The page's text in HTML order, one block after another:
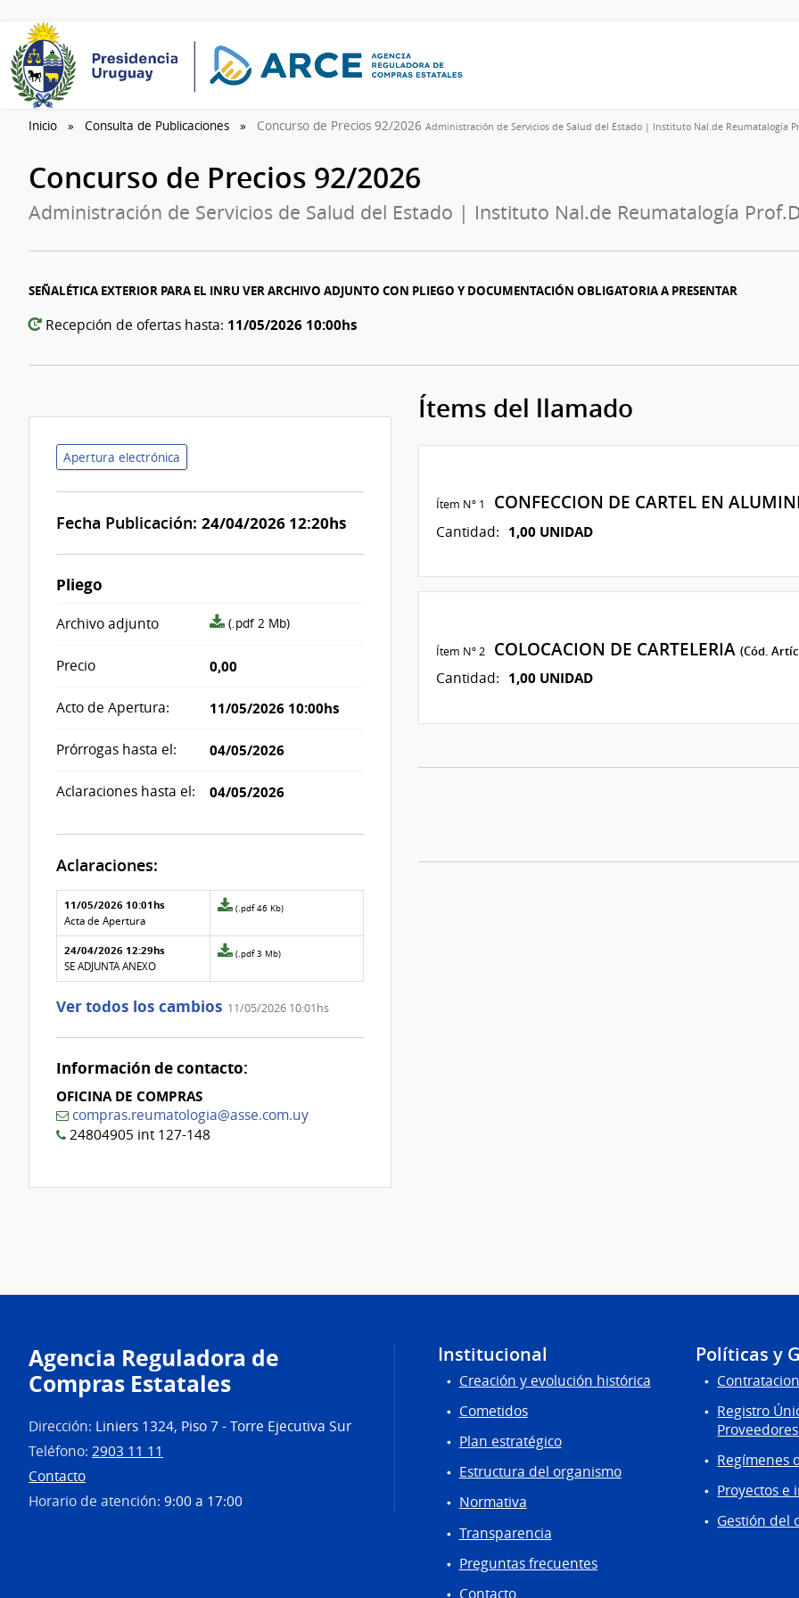
Inicio Consulta de Publicaciones Concurso de Precios 92/2026 Administración de Servicios de Salud del Estado | Instituto Nal.de Reumatalogía
Concurso de Precios 92/2026
Administración de Servicios de Salud del Estado | Instituto Nal.de Reumatalogía
SEÑALÉTICA EXTERIOR PARA EL INRU VER ARCHIVO ADJUNTO CON PLIEGO Y DOCUMENTACIÓN OBLIGATORIA A PRESENTAR
Recepción de ofertas hasta: 11/05/2026 10:00hs
Apertura electrónica
Fecha Publicación: 24/04/2026 12:20hs
Pliego
Archivo adjunto
archivo
(.pdf 2 Mb)
Precio 0,00
Acto de Apertura: 11/05/2026 10:00hs
Prórrogas hasta el: 04/05/2026
Aclaraciones hasta el: 04/05/2026
Aclaraciones:
Aclaraciones del llamado
Fecha y
texto de
la
aclaración
Archivo
de la
aclaración
11/05/2026 10:01hs
Acta de Apertura
Archivo
de
la
Nº
(.pdf 46 Kb)
24/04/2026 12:29hs
SE ADJUNTA ANEXO
Archivo
de
aclaración
0
(.pdf 3 Mb)
Ver todos los cambios 11/05/2026 10:01hs
Información de contacto:
OFICINA DE COMPRAS
compras.reumatologia@asse.com.uy
24804905 int 127-148
Ítems del llamado
Ítem Nº 1 CONFECCION DE CARTEL EN
Cantidad: 1,00 UNIDAD
Ítem Nº 2COLOCACION DE CARTELERIA (Cód.
Cantidad: 1,00 UNIDAD
Agencia Reguladora de
Compras Estatales
Dirección: Liniers 1324, Piso 7 - Torre Ejecutiva Sur
Teléfono: 2903 11 11
Contacto
Horario de atención: 9:00 a 17:00
Institucional
Creación y evolución histórica
Cometidos
Plan estratégico
Estructura del organismo
Normativa
Transparencia
Preguntas frecuentes
Contacto
Políticas y
Registro
Regímenes
Proyectos e
Gestión del